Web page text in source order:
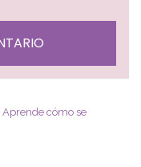
Aprende cómo se